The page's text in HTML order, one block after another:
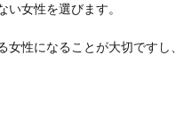
女性を選びます。
性になることが大切ですし、